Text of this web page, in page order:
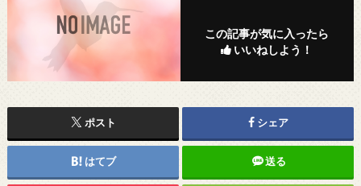
この記事が気に入ったら
いいねしよう！
ポスト シェア
はてブ 送る